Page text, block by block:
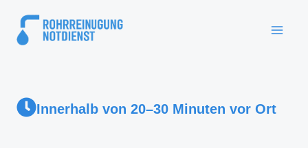
Innerhalb von 20–30 Minuten vor Ort